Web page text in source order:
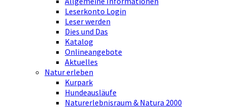
Leserkonto Login
Leser werden
Dies und Das
Katalog
Onlineangebote
Aktuelles
Natur erleben
Kurpark
Hundeausläufe
Naturerlebnisraum & Natura 2000